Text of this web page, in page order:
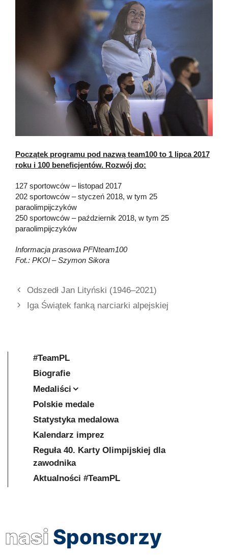
Początek programu pod nazwą team100 to 1 lipca 2017
roku i 100 beneficjentów. Rozwój do:
127 sportowców – listopad 2017
202 sportowców – styczeń 2018, w tym 25
paraolimpijczyków
250 sportowców – październik 2018, w tym 25
paraolimpijczyków
Informacja prasowa PFNteam100
Fot.: PKOl – Szymon Sikora
Odszedł Jan Lityński (1946–2021)
Iga Świątek fanką narciarki alpejskiej
#TeamPL
Biografie
Medaliści
Polskie medale
Statystyka medalowa
Kalendarz imprez
Reguła 40. Karty Olimpijskiej dla
zawodnika
Aktualności #TeamPL
nasi Sponsorzy